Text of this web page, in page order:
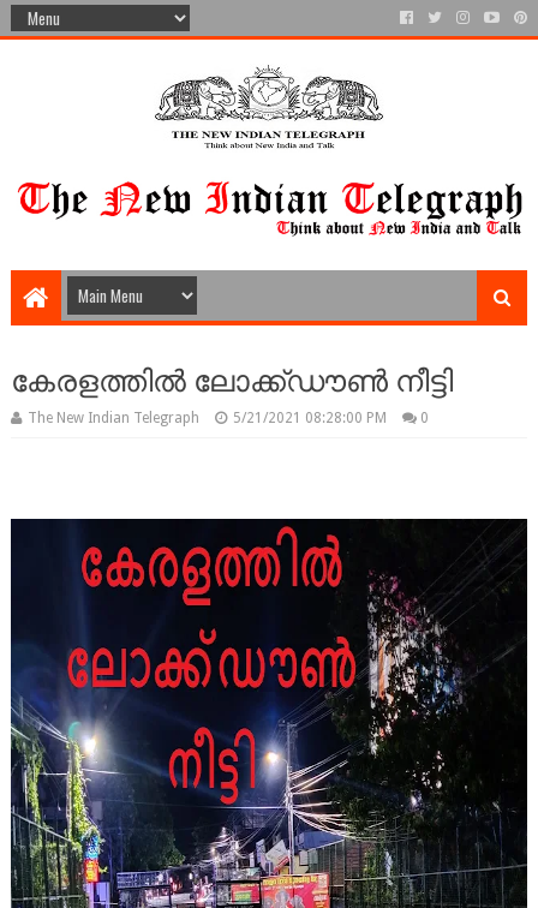
കേരളത്തിൽ ലോക്ക്ഡൗൺ നീട്ടി
The New Indian Telegraph 5/21/2021 08:28:00 PM 0